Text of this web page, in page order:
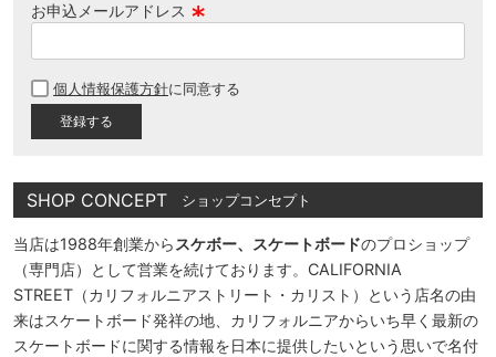
お申込メールアドレス
須
個人情報保護方針に同意する
SHOP CONCEPT ショップコンセプト
当店は1988年創業から スケボー、スケートボードのプロショップ
（専門店）として営業を続けております。CALIFORNIA
STREET（カリフォルニアストリート・カリスト）という店名の由
来はスケートボード発祥の地、カリフォルニアからいち早く最新の
スケートボードに関する情報を日本に提供したいという思いで名付